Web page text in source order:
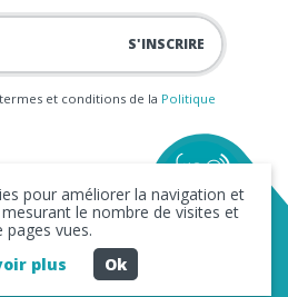
et conditions de la Politique
-Mentions légales
Business to Web
pour améliorer la navigation et
le nombre de visites et
pages vues.
plus
Ok